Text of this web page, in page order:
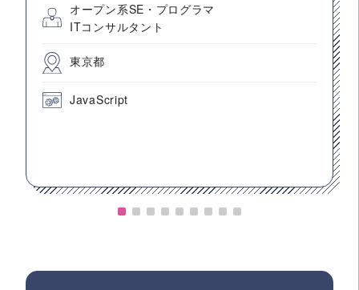
オープン系SE・プログラマ
ITコンサルタント
東京都
JavaScript